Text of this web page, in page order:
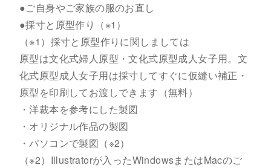
●ご自身やご家族の服のお直し
●採寸と原型作り（※1）
（※1）採寸と原型作りに関しましては
原型は文化式婦人原型・文化式原型成人女子用。文
化式原型成人女子用は採寸してすぐに仮縫い補正・
原型を印刷してお渡しできます（無料）
・洋裁本を参考にした製図
・オリジナル作品の製図
・パソコンで製図（※2）
（※2）Illustratorが入ったWindowsまたはMacのご